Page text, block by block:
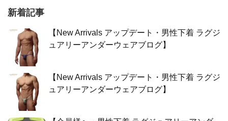
新着記事
【New Arrivals アップデート・男性下着 ラグジ
ュアリーアンダーウェアブログ】
【New Arrivals アップデート・男性下着 ラグジ
ュアリーアンダーウェアブログ】